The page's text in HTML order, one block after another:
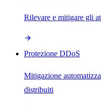
Rilevare e mitigare gli
Protezione DDoS
Mitigazione
distribuiti